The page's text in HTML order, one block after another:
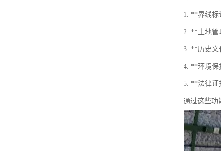
1. **界线标
2. **土地管
3. **历史文
4. **环境保
5. **法律证
通过这些功